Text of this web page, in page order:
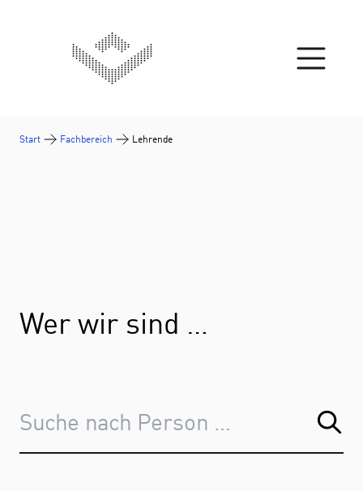
Start Fachbereich Lehrende
Wer wir sind …